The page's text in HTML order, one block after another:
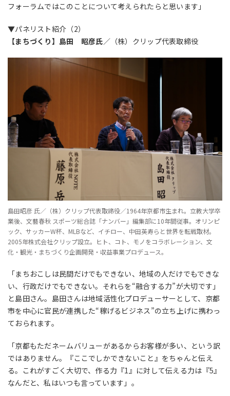
フォーラムではこのことについて考えられたらと思います」
▼パネリスト紹介（2）
【まちづくり】島田 昭彦氏／（株）クリップ代表取締役
島田昭彦 氏／（株）クリップ代表取締役／1964年京都市生まれ。立教大学卒
業後、文藝春秋 スポーツ総合誌「ナンバー」編集部に10年間従事。オリンピ
ック、サッカーW杯、MLBなど、イチロー、中田英寿らと世界を転戦取材。
2005年株式会社クリップ設立。ヒト、コト、モノをコラボレーション、文
化・観光・まちづくり企画開発・収益事業プロデュース。
「まちおこしは民間だけでもできない、地域の人だけでもできな
い、行政だけでもできない。それらを“融合する力”が大切です」
と島田さん。島田さんは地域活性化プロデューサーとして、京都
市を中心に官民が連携した“稼げるビジネス”の立ち上げに携わっ
ておられます。
「京都もただネームバリューがあるからお客様が多い、という訳
ではありません。『ここでしかできないこと』をちゃんと伝え
る。これがすごく大切で、作る力『1』に対して伝える力は『5』
なんだと、私はいつも言っています」。